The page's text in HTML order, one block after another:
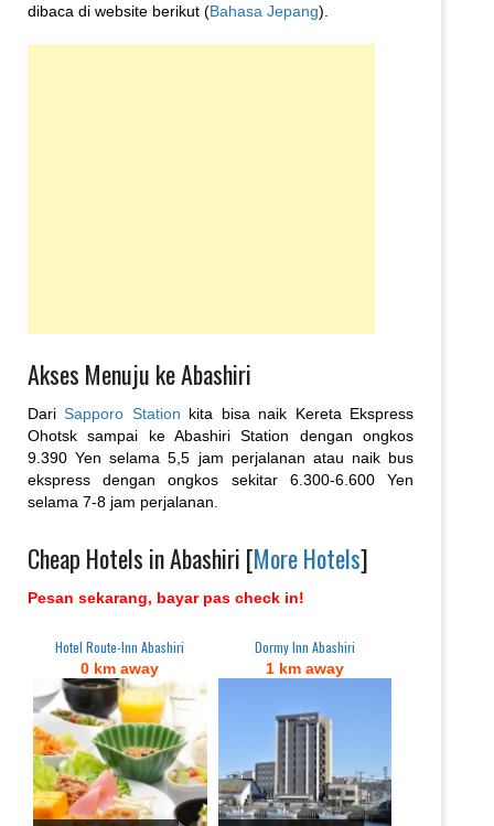
dibaca di website berikut (Bahasa Jepang).
Akses Menuju ke Abashiri
DariSapporo Station kita bisa naik Kereta Ekspress
Ohotsk sampai ke Abashiri Station dengan ongkos
9.390 Yen selama 5,5 jam perjalanan atau naik bus
ekspress dengan ongkos sekitar 6.300-6.600 Yen
selama 7-8 jam perjalanan.
Cheap Hotels in Abashiri [More Hotels]
Pesan sekarang, bayar pas check in!
Hotel Route-Inn Abashiri
0 km away
Dormy Inn Abashiri
1 km away